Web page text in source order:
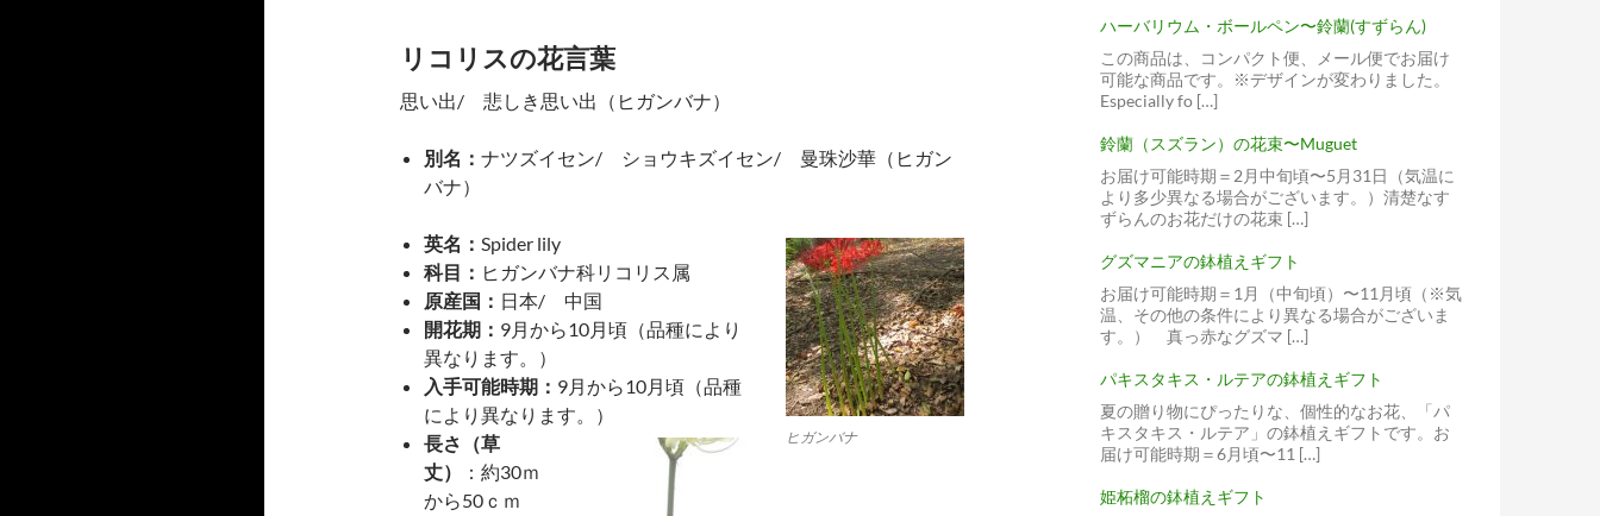
リコリスの花言葉
思い出/ 悲しき思い出（ヒガンバナ）
別名： ナツズイセン/ ショウキズイセン/ 曼珠沙華（ヒガン
バナ）
ヒガンバナ
英名： Spider lily
科目： ヒガンバナ科リコリス属
原産国： 日本/ 中国
開花期： 9月から10月頃（品種により
異なります。）
入手可能時期： 9月から10月頃（品種
により異なります。）
長さ（草
丈）
：約30ｍ
から50ｃｍ
ハーバリウム・ボールペン〜鈴蘭(すずらん)
この商品は、コンパクト便、メール便でお届け
可能な商品です。※デザインが変わりました。
Especially fo […]
鈴蘭（スズラン）の花束〜Muguet
お届け可能時期＝2月中旬頃〜5月31日（気温に
より多少異なる場合がございます。）清楚なす
ずらんのお花だけの花束 […]
グズマニアの鉢植えギフト
お届け可能時期＝1月（中旬頃）〜11月頃（※気
温、その他の条件により異なる場合がございま
す。） 真っ赤なグズマ […]
パキスタキス・ルテアの鉢植えギフト
夏の贈り物にぴったりな、個性的なお花、「パ
キスタキス・ルテア」の鉢植えギフトです。お
届け可能時期＝6月頃〜11 […]
姫柘榴の鉢植えギフト